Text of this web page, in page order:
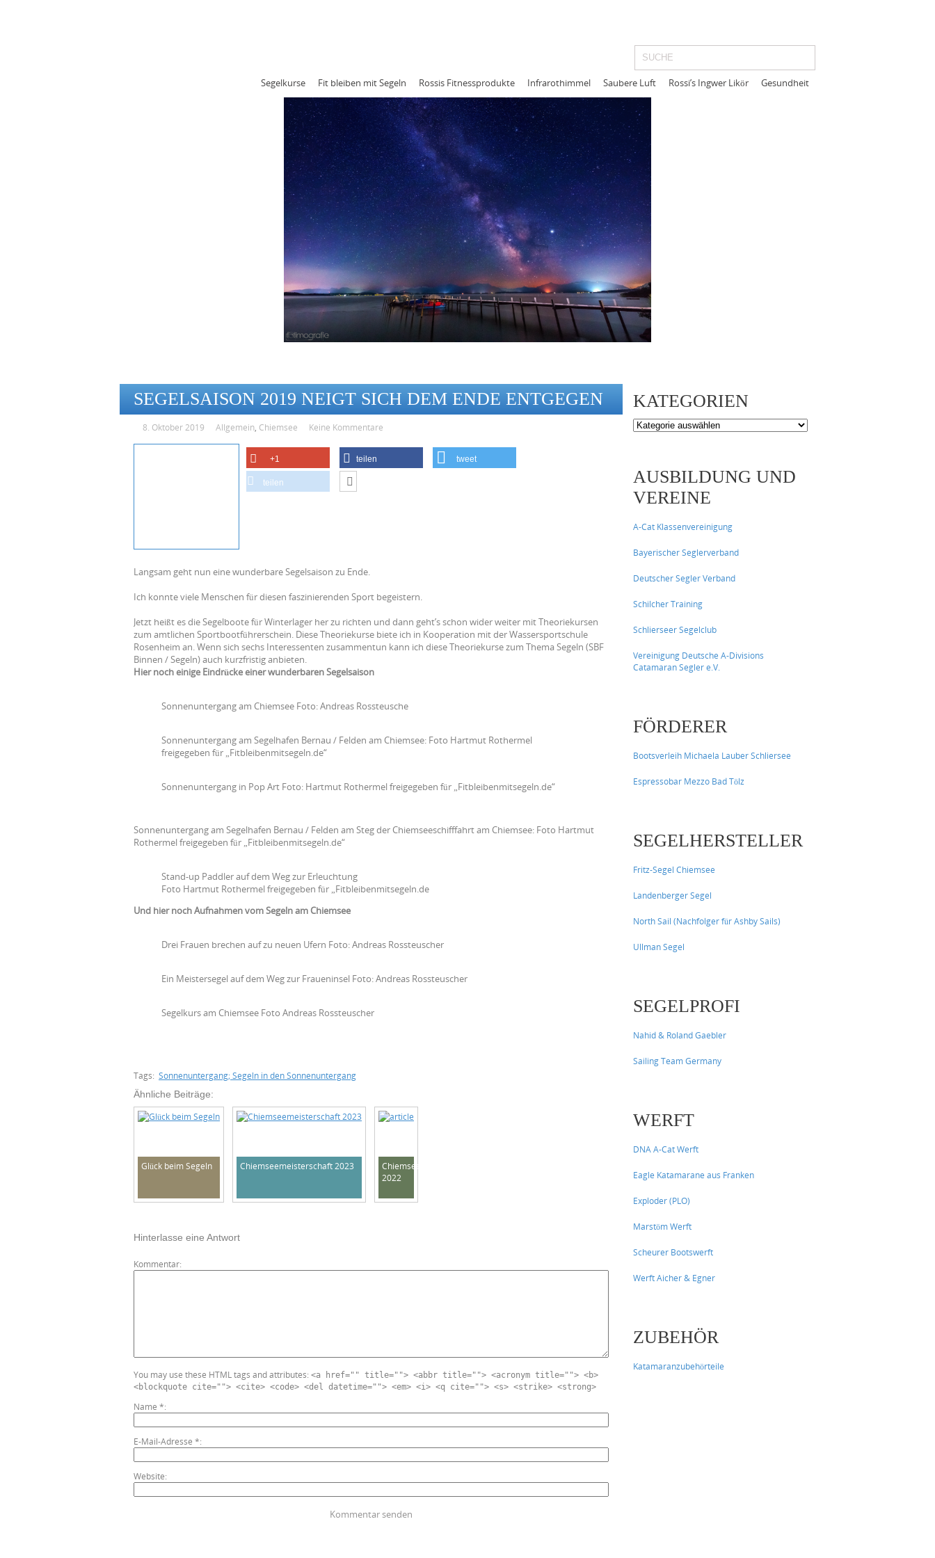
Segelkurse Fit bleiben mit Segeln Rossis Fitnessprodukte Infrarothimmel Saubere Luft Rossi’s Ingwer Likör Gesundheit
KATEGORIEN
Kategorien
AUSBILDUNG UND
VEREINE
A-Cat Klassenvereinigung
Bayerischer Seglerverband
Deutscher Segler Verband
Schilcher Training
Schlierseer Segelclub
Vereinigung Deutsche A-Divisions
Catamaran Segler e.V.
FÖRDERER
Bootsverleih Michaela Lauber Schliersee
Espressobar Mezzo Bad Tölz
SEGELHERSTELLER
Fritz-Segel Chiemsee
Landenberger Segel
North Sail (Nachfolger für Ashby Sails)
Ullman Segel
SEGELPROFI
Nahid & Roland Gaebler
Sailing Team Germany
WERFT
DNA A-Cat Werft
Eagle Katamarane aus Franken
Exploder (PLO)
Marstöm Werft
Scheurer Bootswerft
Werft Aicher & Egner
ZUBEHÖR
Katamaranzubehörteile
SEGELSAISON 2019 NEIGT SICH DEM ENDE ENTGEGEN
8. Oktober 2019 Allgemein, Chiemsee Keine Kommentare
+1 teilen tweet
teilen
Langsam geht nun eine wunderbare Segelsaison zu Ende.
Ich konnte viele Menschen für diesen faszinierenden Sport begeistern.
Jetzt heißt es die Segelboote für Winterlager her zu richten und dann geht’s schon wider weiter mit Theoriekursen
zum amtlichen Sportbootführerschein. Diese Theoriekurse biete ich in Kooperation mit der Wassersportschule
Rosenheim an. Wenn sich sechs Interessenten zusammentun kann ich diese Theoriekurse zum Thema Segeln (SBF
Binnen / Segeln) auch kurzfristig anbieten.
Hier noch einige Eindrücke einer wunderbaren Segelsaison
Sonnenuntergang am Chiemsee Foto: Andreas Rossteusche
Sonnenuntergang am Segelhafen Bernau / Felden am Chiemsee: Foto Hartmut Rothermel
freigegeben für „Fitbleibenmitsegeln.de“
Sonnenuntergang in Pop Art Foto: Hartmut Rothermel freigegeben für „Fitbleibenmitsegeln.de“
Sonnenuntergang am Segelhafen Bernau / Felden am Steg der Chiemseeschifffahrt am Chiemsee: Foto Hartmut
Rothermel freigegeben für „Fitbleibenmitsegeln.de“
Stand-up Paddler auf dem Weg zur Erleuchtung
Foto Hartmut Rothermel freigegeben für „Fitbleibenmitsegeln.de
Und hier noch Aufnahmen vom Segeln am Chiemsee
Drei Frauen brechen auf zu neuen Ufern Foto: Andreas Rossteuscher
Ein Meistersegel auf dem Weg zur Fraueninsel Foto: Andreas Rossteuscher
Segelkurs am Chiemsee Foto Andreas Rossteuscher
Tags: Sonnenuntergang; Segeln in den Sonnenuntergang
Ähnliche Beiträge:
Glück beim Segeln Chiemseemeisterschaft 2023
Chiemseemeisterschaft
2022
Hinterlasse eine Antwort
Kommentar
You may use these HTML tags and attributes: <a href="" title=""> <abbr title=""> <acronym title=""> <b>
<blockquote cite=""> <cite> <code> <del datetime=""> <em> <i> <q cite=""> <s> <strike> <strong>
Name *
E-Mail-Adresse *
Website